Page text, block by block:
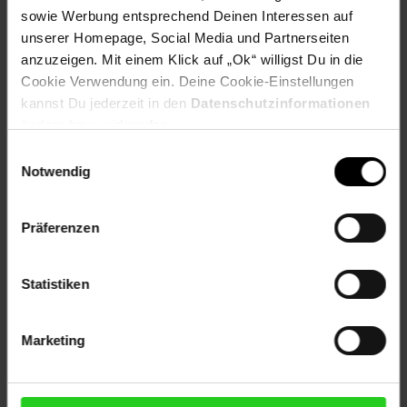
sowie Werbung entsprechend Deinen Interessen auf
unserer Homepage, Social Media und Partnerseiten
anzuzeigen. Mit einem Klick auf „Ok“ willigst Du in die
Cookie Verwendung ein. Deine Cookie-Einstellungen
kannst Du jederzeit in den Datenschutzinformationen
Notwendig
Präferenzen
Statistiken
Marketing
3x Aluminium Ring Kamera + H9 Hart Glas in der Farbe
Hellblau
Artikelnummer: 2807746000
EAN: 4255785151867
Artikel gehört zur Kategorie:Handyzubehör